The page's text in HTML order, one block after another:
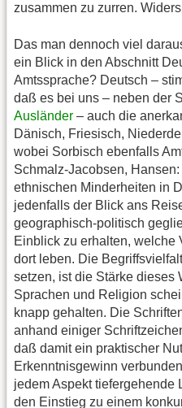
zusammen zu zurren.
Das man dennoch viel
ein Blick in den Abschnitt
Amtssprache? Deutsch –
daß es bei uns – neben der
Ausländer – auch die
Dänisch, Friesisch,
wobei Sorbisch ebenfalls
Schmalz-Jacobsen,
ethnischen Minderheiten in
jedenfalls der Blick ans
geographisch-politisch
Einblick zu erhalten, welche
dort leben. Die
setzen, ist die Stärke dieses
Sprachen und Religion
knapp gehalten. Die
anhand einiger
daß damit ein praktischer
Erkenntnisgewinn
jedem Aspekt tiefergehende
den Einstieg zu einem